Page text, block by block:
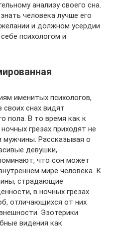
анализу своего сна.
человека лучше его
и должном усердии
психологом и
именитых психологов,
снах видят
пола. В то время как к
грезах приходят не
Рассказывая о
девушки,
что сон может
мире человека. К
страдающие
в ночных грезах
отличающихся от них
Эзотерики
видения как